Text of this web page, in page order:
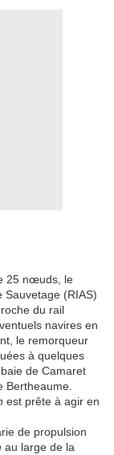
25 nœuds, le
Sauvetage (RIAS)
du rail
navires en
le remorqueur
à quelques
de Camaret
Bertheaume.
est prête à agir en
de propulsion
au large de la